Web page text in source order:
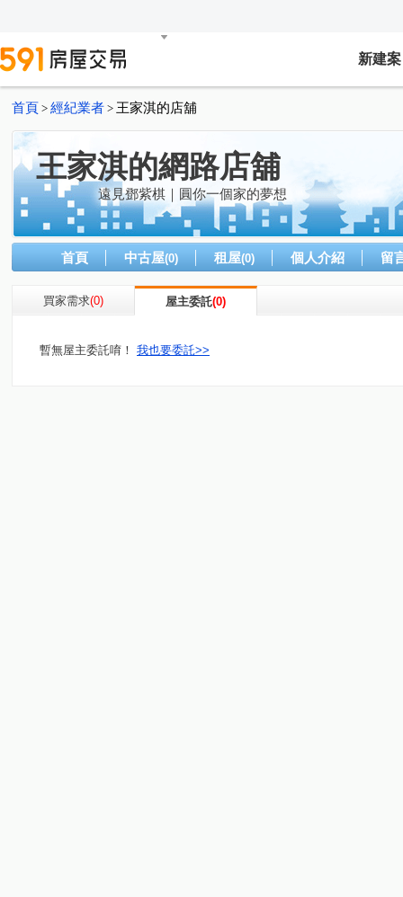
新建案
首頁 > 經紀業者 > 王家淇的店舖
王家淇的網路店舖
遠見鄧紫棋｜圓你一個家的夢想
首頁 中古屋(0) 租屋(0) 個人介紹 留
買家需求(0) 屋主委託(0)
暫無屋主委託唷！ 我也要委託>>